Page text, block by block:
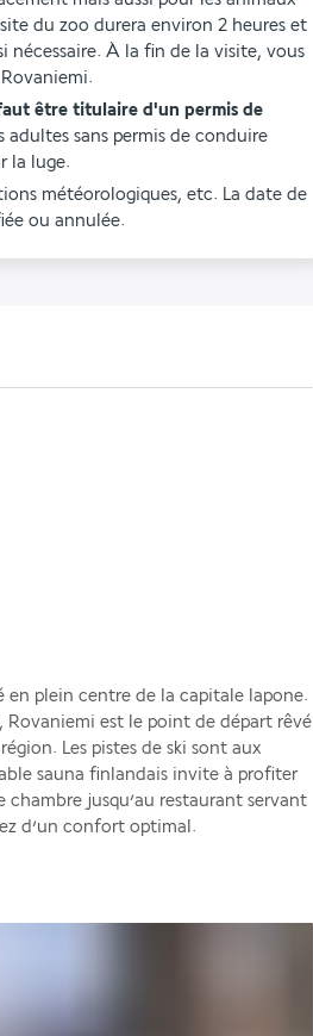
du zoo durera environ 2 heures et
nécessaire. À la fin de la visite, vous
être titulaire d'un permis de
adultes sans permis de conduire
la luge.
météorologiques, etc. La date de
ou annulée.
en plein centre de la capitale lapone.
Rovaniemi est le point de départ rêvé
Les pistes de ski sont aux
sauna finlandais invite à profiter
jusqu’au restaurant servant
d’un confort optimal.